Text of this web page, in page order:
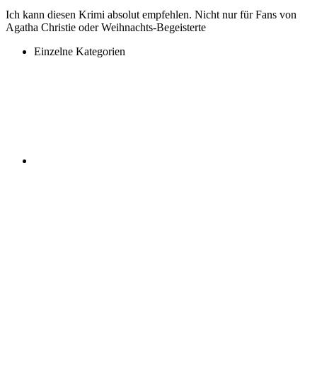
Ich kann diesen Krimi absolut empfehlen. Nicht nur für Fans von
Agatha Christie oder Weihnachts-Begeisterte
Einzelne Kategorien